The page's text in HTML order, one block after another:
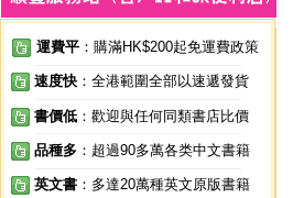
運費平 ：購滿HK$200起免運費政策
速度快 ：全港範圍全部以速遞發貨
書價低 ：歡迎與任何同類書店比價
品種多 ：超過90多萬各类中文書籍
英文書 ：多達20萬種英文原版書籍